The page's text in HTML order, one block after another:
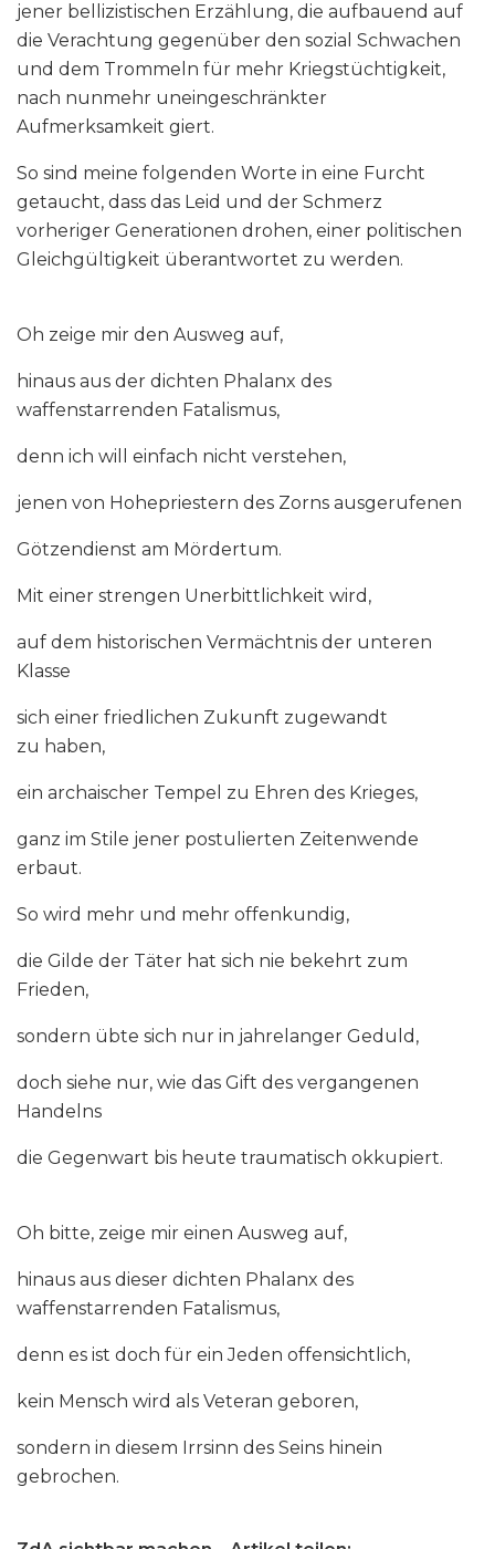
jener bellizistischen Erzählung, die aufbauend auf
die Verachtung gegenüber den sozial Schwachen
und dem Trommeln für mehr Kriegstüchtigkeit,
nach nunmehr uneingeschränkter
Aufmerksamkeit giert.
So sind meine folgenden Worte in eine Furcht
getaucht, dass das Leid und der Schmerz
vorheriger Generationen drohen, einer politischen
Gleichgültigkeit überantwortet zu werden.
Oh zeige mir den Ausweg auf,
hinaus aus der dichten Phalanx des
waffenstarrenden Fatalismus,
denn ich will einfach nicht verstehen,
jenen von Hohepriestern des Zorns ausgerufenen
Götzendienst am Mördertum.
Mit einer strengen Unerbittlichkeit wird,
auf dem historischen Vermächtnis der unteren
Klasse
sich einer friedlichen Zukunft zugewandt
zu haben,
ein archaischer Tempel zu Ehren des Krieges,
ganz im Stile jener postulierten Zeitenwende
erbaut.
So wird mehr und mehr offenkundig,
die Gilde der Täter hat sich nie bekehrt zum
Frieden,
sondern übte sich nur in jahrelanger Geduld,
doch siehe nur, wie das Gift des vergangenen
Handelns
die Gegenwart bis heute traumatisch okkupiert.
Oh bitte, zeige mir einen Ausweg auf,
hinaus aus dieser dichten Phalanx des
waffenstarrenden Fatalismus,
denn es ist doch für ein Jeden offensichtlich,
kein Mensch wird als Veteran geboren,
sondern in diesem Irrsinn des Seins hinein
gebrochen.